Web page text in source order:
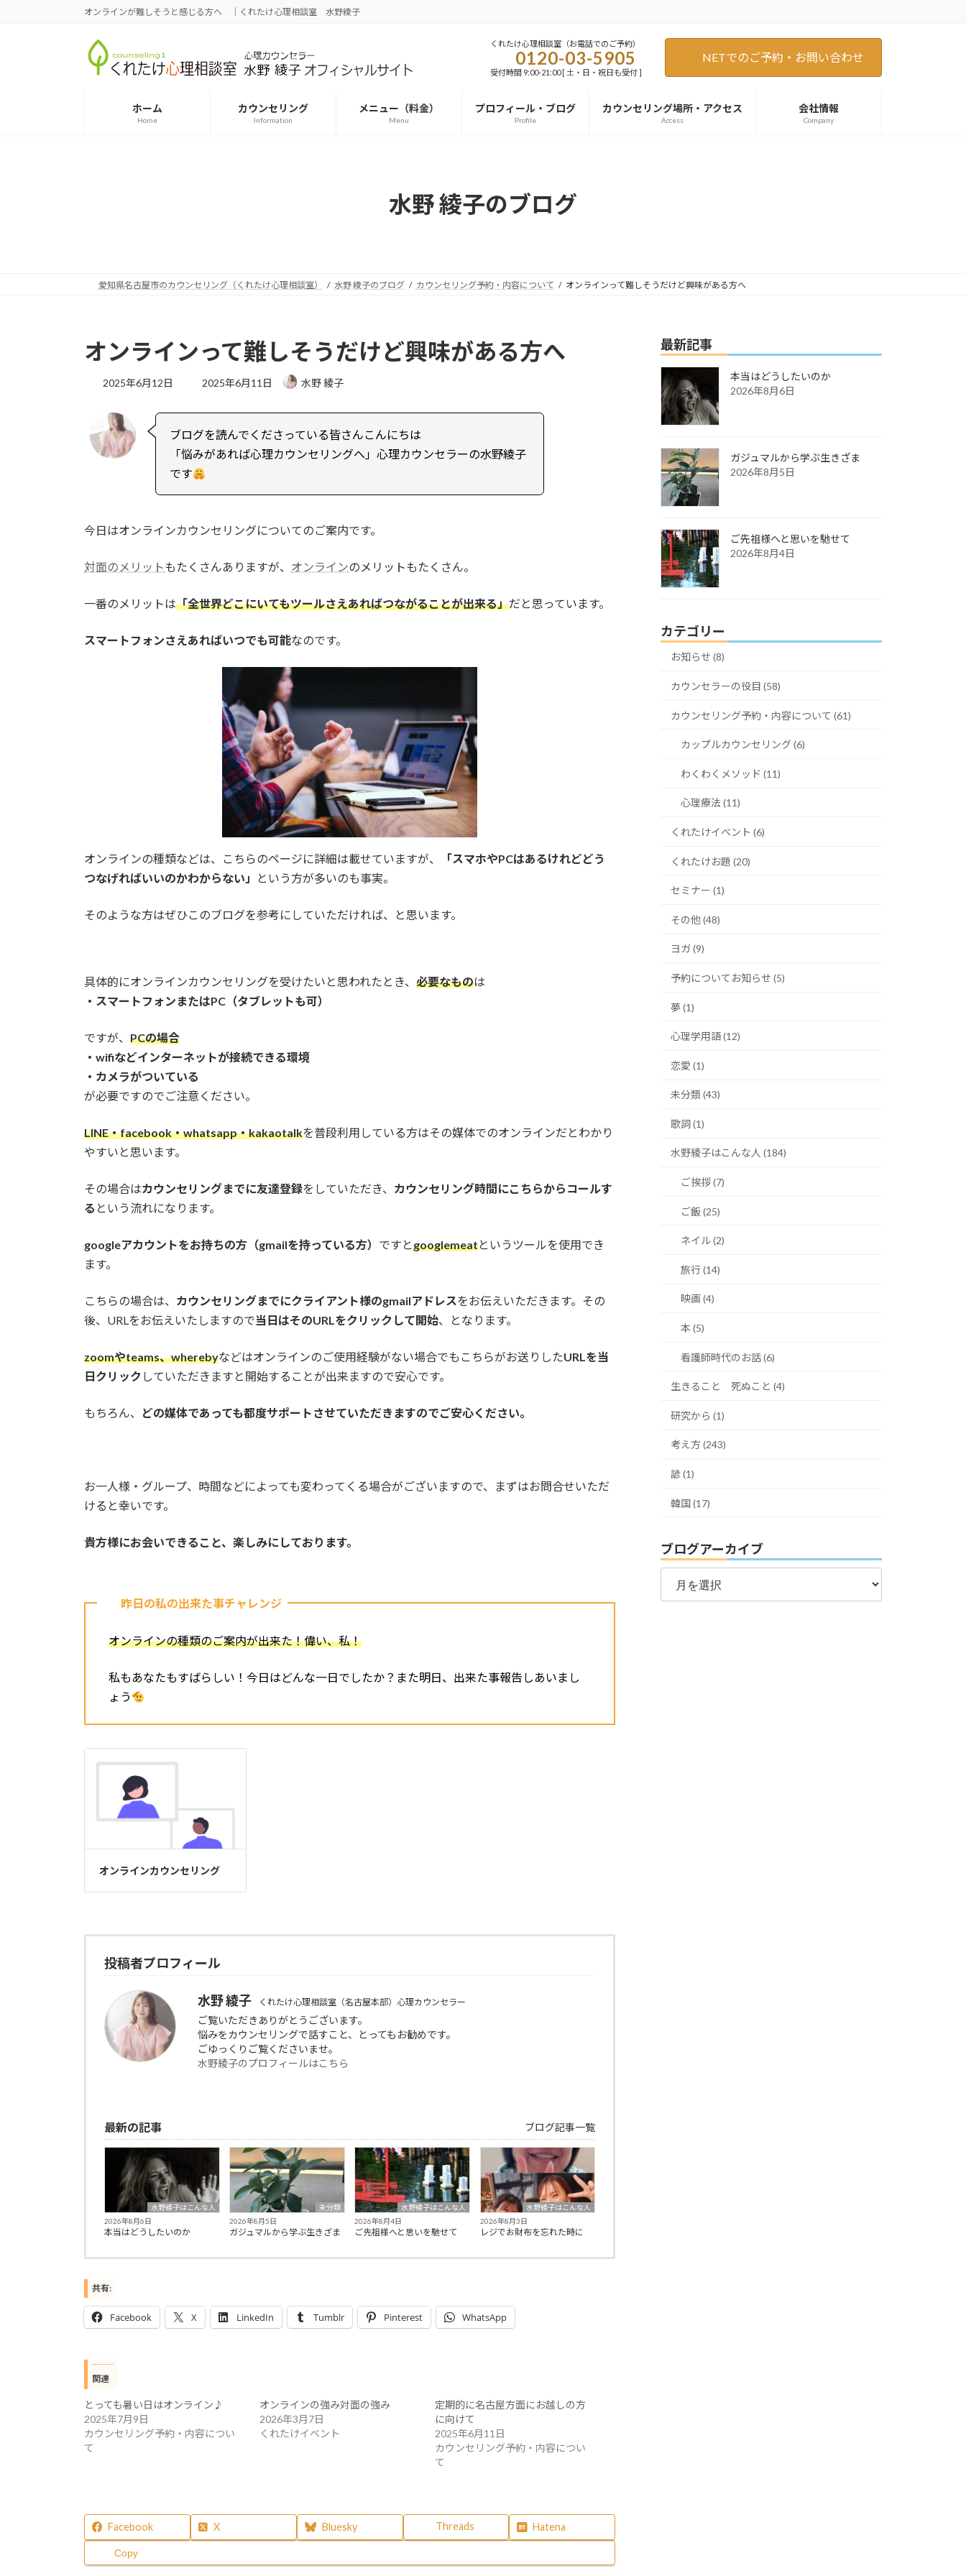
オンラインが難しそうと感じる方へ ｜くれたけ心理相談室 水野綾子
くれたけ心理相談室（お電話でのご予約）
0120-03-5905
受付時間 9:00-21:00 [ 土・日・祝日も受付 ]
NETでのご予約・お問い合わせ
ホーム
Home
カウンセリング
Information
メニュー（料金）
Menu
プロフィール・ブログ
Profile
カウンセリング場所・アクセス
Access
会社情報
Company
水野 綾子のブログ
愛知県名古屋市のカウンセリング（くれたけ心理相談室） 水野 綾子のブログ カウンセリング予約・内容について オンラインって難しそうだけど興味がある方へ
オンラインって難しそうだけど興味がある方へ
2025年6月12日
最
日
時
2025年6月11日 水野 綾子
ブログを読んでくださっている皆さんこんにちは
「悩みがあれば心理カウンセリングへ」心理カウンセラーの水野綾子
です
今日はオンラインカウンセリングについてのご案内です。
対面のメリットもたくさんありますが、 オンラインのメリットもたくさん。
一番のメリットは「全世界どこにいてもツールさえあればつながることが出来る」だと思っています。
スマートフォンさえあればいつでも可能なのです。
オンラインの種類などは、こちらのページに詳細は載せていますが、
「スマホやPCはあるけれどどう
つなげればいいのかわからない」
という方が多いのも事実。
そのような方はぜひこのブログを参考にしていただければ、と思います。
具体的にオンラインカウンセリングを受けたいと思われたとき、 必要なものは
・スマートフォンまたはPC（タブレットも可）
ですが、 PCの場合
・wifiなどインターネットが接続できる環境
・カメラがついている
が必要ですのでご注意ください。
LINE・facebook・whatsapp・kakaotalkを普段利用している方はその媒体でのオンラインだとわかり
やすいと思います。
その場合はカウンセリングまでに友達登録をしていただき、 カウンセリング時間にこちらからコールす
る という流れになります。
googleアカウントをお持ちの方（gmailを持っている方） ですとgooglemeatというツールを使用でき
ます。
こちらの場合は、 カウンセリングまでにクライアント様のgmailアドレスをお伝えいただきます。その
後、URLをお伝えいたしますので当日はそのURLをクリックして開始、となります。
zoomやteams、wherebyなどはオンラインのご使用経験がない場合でもこちらがお送りしたURLを当
日クリック していただきますと開始することが出来ますので安心です。
もちろん、 どの媒体であっても都度サポートさせていただきますのでご安心ください。
お一人様・グループ、時間などによっても変わってくる場合がございますので、まずはお問合せいただ
けると幸いです。
貴方様にお会いできること、楽しみにしております。
昨日の私の出来た事チャレンジ
オンラインの種類のご案内が出来た！偉い、私！
私もあなたもすばらしい！今日はどんな一日でしたか？また明日、出来た事報告しあいまし
ょう
オンラインカウンセリング
投稿者プロフィール
水野 綾子 くれたけ心理相談室（名古屋本部）心理カウンセラー
ご覧いただきありがとうございます。
悩みをカウンセリングで話すこと、とってもお勧めです。
ごゆっくりご覧くださいませ。
水野綾子のプロフィールはこちら
最新の記事 ブログ記事一覧
水野綾子はこんな人
2026年8月6日
本当はどうしたいのか
未分類
2026年8月5日
ガジュマルから学ぶ生きざま
水野綾子はこんな人
2026年8月4日
ご先祖様へと思いを馳せて
水野綾子はこんな人
2026年8月3日
レジでお財布を忘れた時に
共有:
Facebook X LinkedIn Tumblr Pinterest WhatsApp
関連
とっても暑い日はオンライン♪
2025年7月9日
カウンセリング予約・内容につい
て
オンラインの強み対面の強み
2026年3月7日
くれたけイベント
定期的に名古屋方面にお越しの方
に向けて
2025年6月11日
カウンセリング予約・内容につい
て
Facebook X Bluesky Threads Hatena
Copy
最新記事
本当はどうしたいのか
2026年8月6日
ガジュマルから学ぶ生きざま
2026年8月5日
ご先祖様へと思いを馳せて
2026年8月4日
カテゴリー
お知らせ (8)
カウンセラーの役目 (58)
カウンセリング予約・内容について (61)
カップルカウンセリング (6)
わくわくメソッド (11)
心理療法 (11)
くれたけイベント (6)
くれたけお題 (20)
セミナー (1)
その他 (48)
ヨガ (9)
予約についてお知らせ (5)
夢 (1)
心理学用語 (12)
恋愛 (1)
未分類 (43)
歌詞 (1)
水野綾子はこんな人 (184)
ご挨拶 (7)
ご飯 (25)
ネイル (2)
旅行 (14)
映画 (4)
本 (5)
看護師時代のお話 (6)
生きること 死ぬこと (4)
研究から (1)
考え方 (243)
諺 (1)
韓国 (17)
ブログアーカイブ
ブ
グ